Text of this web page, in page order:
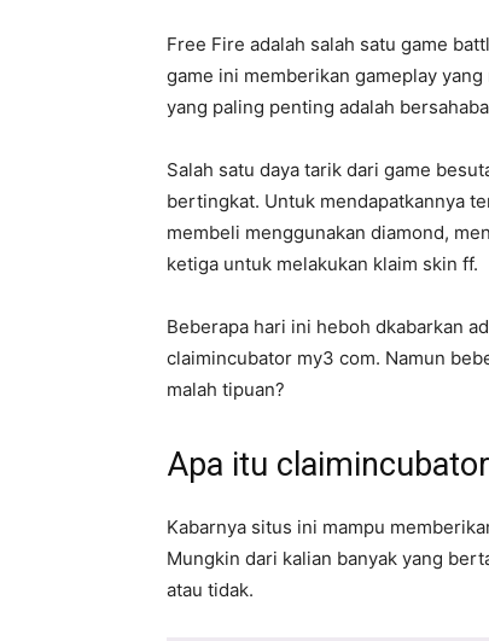
Free Fire adalah salah satu game
game ini memberikan gameplay
yang paling penting adalah
Salah satu daya tarik dari game
bertingkat. Untuk mendapatkannya
membeli menggunakan diamond,
ketiga untuk melakukan klaim skin ff.
Beberapa hari ini heboh dkabarkan
claimincubator my3 com. Namun
malah tipuan?
Apa itu
Kabarnya situs ini mampu
Mungkin dari kalian banyak yang
atau tidak.